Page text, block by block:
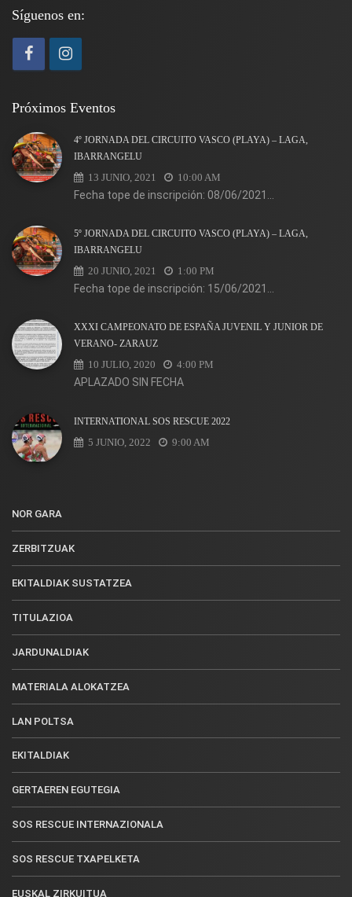
Síguenos en:
Próximos Eventos
4º JORNADA DEL CIRCUITO VASCO (PLAYA) – LAGA,
IBARRANGELU
13 JUNIO, 2021 10:00 AM
Fecha tope de inscripción: 08/06/2021...
5º JORNADA DEL CIRCUITO VASCO (PLAYA) – LAGA,
IBARRANGELU
20 JUNIO, 2021 1:00 PM
Fecha tope de inscripción: 15/06/2021...
XXXI CAMPEONATO DE ESPAÑA JUVENIL Y JUNIOR DE
VERANO- ZARAUZ
10 JULIO, 2020 4:00 PM
APLAZADO SIN FECHA
INTERNATIONAL SOS RESCUE 2022
5 JUNIO, 2022 9:00 AM
NOR GARA
ZERBITZUAK
EKITALDIAK SUSTATZEA
TITULAZIOA
JARDUNALDIAK
MATERIALA ALOKATZEA
LAN POLTSA
EKITALDIAK
GERTAEREN EGUTEGIA
SOS RESCUE INTERNAZIONALA
SOS RESCUE TXAPELKETA
EUSKAL ZIRKUITUA